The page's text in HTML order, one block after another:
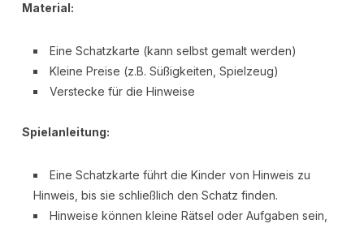
Material:
Eine Schatzkarte (kann selbst gemalt werden)
Kleine Preise (z.B. Süßigkeiten, Spielzeug)
Verstecke für die Hinweise
Spielanleitung:
Eine Schatzkarte führt die Kinder von Hinweis zu
Hinweis, bis sie schließlich den Schatz finden.
Hinweise können kleine Rätsel oder Aufgaben sein,